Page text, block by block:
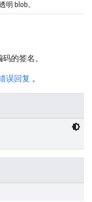
明 blob。
的签名。
误回复 。